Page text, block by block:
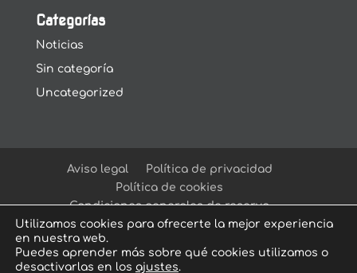
Categorías
Noticias
Sin categoría
Uncategorized
Aviso legal
Política de privacidad
Política de cookies
Condiciones generales de reserva
Utilizamos cookies para ofrecerte la mejor experiencia
en nuestra web.
Puedes aprender más sobre qué cookies utilizamos o
desactivarlas en los ajustes.